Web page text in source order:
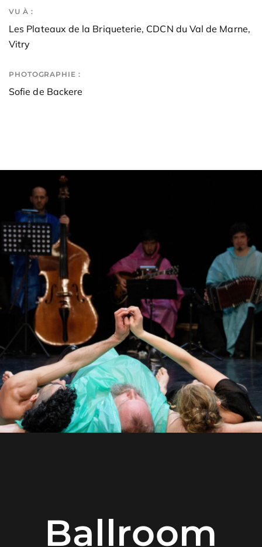
VU À :
Les Plateaux de la Briqueterie, CDCN du Val de Marne,
Vitry
PHOTOGRAPHIE :
Sofie de Backere
Ballroom